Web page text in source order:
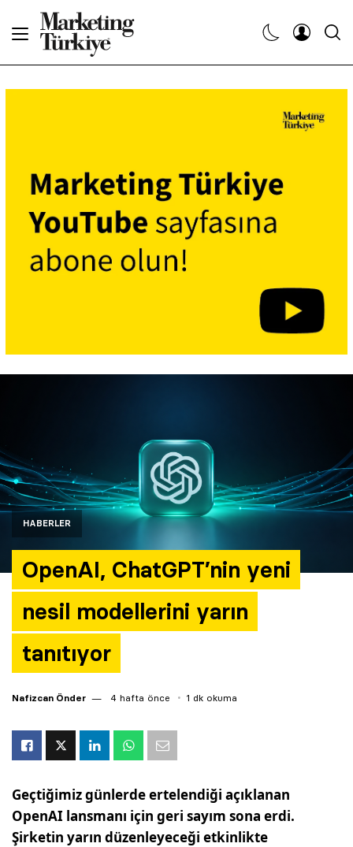
HABERLER
OpenAI, ChatGPT’nin yeni
nesil modellerini yarın
tanıtıyor
Nafizcan Önder 4 hafta önce 1 dk okuma
Geçtiğimiz günlerde ertelendiği açıklanan
OpenAI lansmanı için geri sayım sona erdi.
Şirketin yarın düzenleyeceği etkinlikte
Dergiler
Etkinlikler